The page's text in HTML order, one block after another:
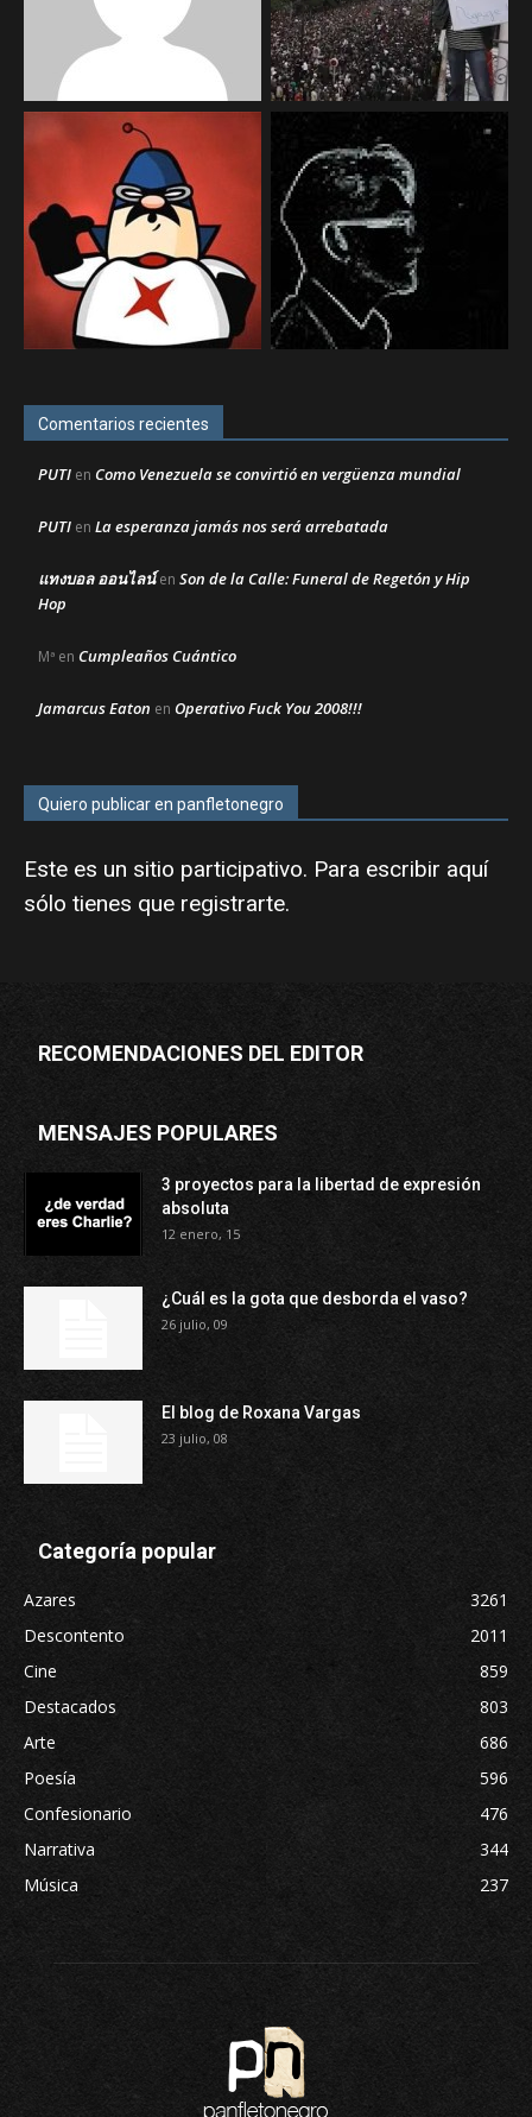
Comentarios recientes
PUTI en Como Venezuela se convirtió en vergüenza mundial
PUTI en La esperanza jamás nos será arrebatada
แทงบอล ออนไลน์en Son de la Calle: Funeral de Regetón y Hip
Hop
Mª en Cumpleaños Cuántico
Jamarcus Eaton en Operativo Fuck You 2008!!!
Quiero publicar en panfletonegro
Este es un sitio participativo. Para escribir aquí
sólo tienes que registrarte.
RECOMENDACIONES DEL EDITOR
MENSAJES POPULARES
3 proyectos para la libertad de expresión
absoluta
12 enero, 15
¿Cuál es la gota que desborda el vaso?
26 julio, 09
El blog de Roxana Vargas
23 julio, 08
Categoría popular
Azares
3261
Descontento
2011
Cine
859
Destacados
803
Arte
686
Poesía
596
Confesionario
476
Narrativa
344
Música
237